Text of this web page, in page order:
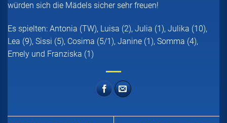
würden sich die Mädels sicher sehr freuen!
Es spielten: Antonia (TW), Luisa (2), Julia (1), Julika (10),
Lea (9), Sissi (5), Cosima (5/1), Janine (1), Somma (4),
Emely und Franziska (1)